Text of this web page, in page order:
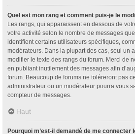
Quel est mon rang et comment puis-je le
Les rangs, qui apparaissent en dessous de
votre activité selon le nombre de messages
identifient certains utilisateurs spécifiques,
modérateurs. Dans la plupart des cas, seul un
modifier le texte des rangs du forum. Merci de
en publiant inutilement des messages afin
forum. Beaucoup de forums ne toléreront pas
administrateur ou un modérateur pourra vous
compteur de messages.
Haut
Pourquoi m’est-il demandé de me connecter